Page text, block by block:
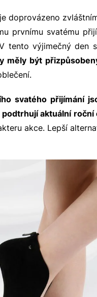
doprovázeno
prvnímu svatému
tento výjimečný den
měly být
svatého přijímání
aktuální roční
akce. Lepší